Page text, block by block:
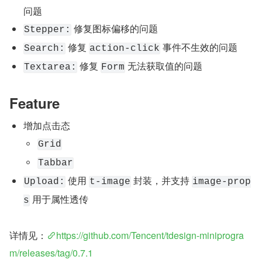
问题
Stepper: 修复图标偏移的问题
Search: 修复 action-click 事件不生效的问题
Textarea: 修复 Form 无法获取值的问题
Feature
增加点击态
Grid
Tabbar
Upload: 使用 t-image 封装，并支持 image-prop
s 用于属性透传
详情见：
https://github.com/Tencent/tdesign-miniprogra
m/releases/tag/0.7.1